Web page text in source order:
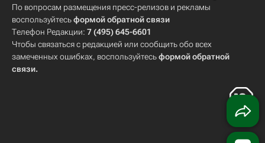
По вопросам размещения пресс-релизов и рекламы
воспользуйтесьформой обратной связи
Телефон Редакции: 7 (495) 645-6601
Чтобы связаться с редакцией или сообщить обо всех
замеченных ошибках, воспользуйтесьформой обратной
связи.